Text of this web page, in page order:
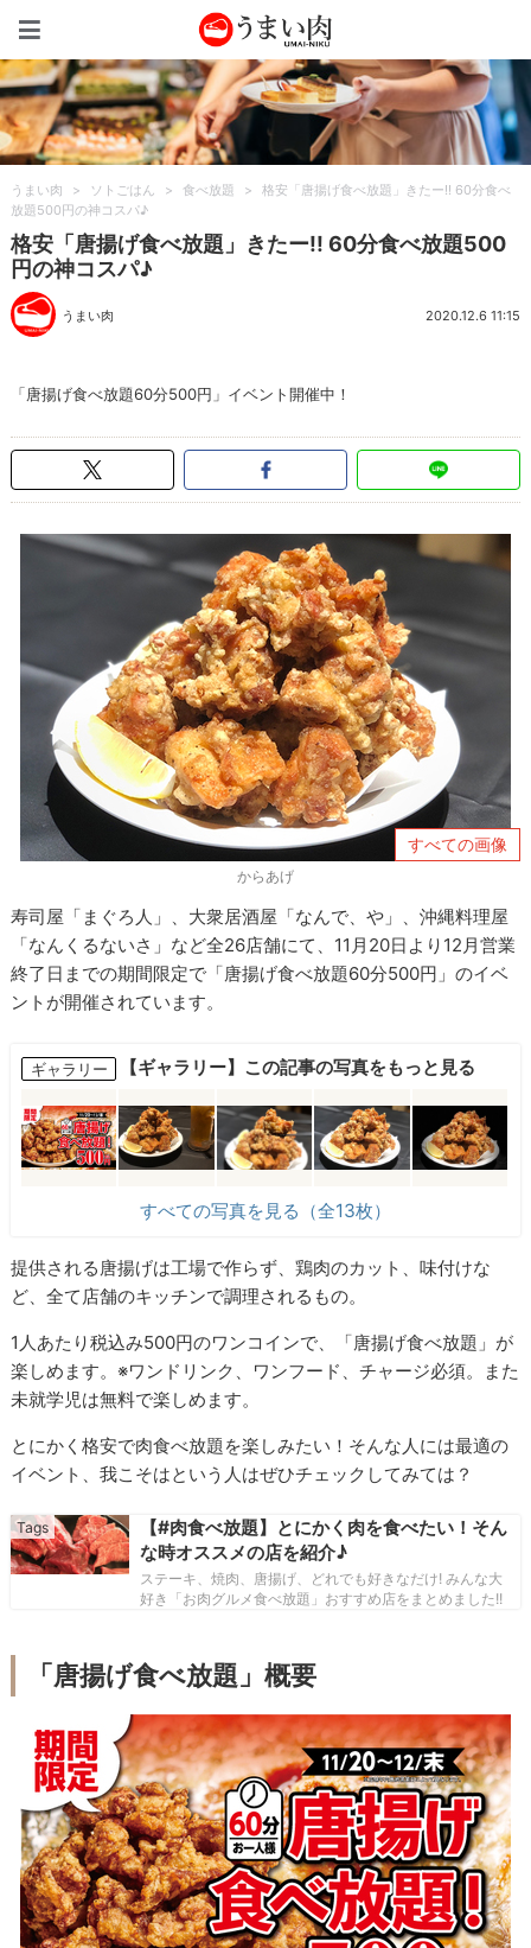
うまい肉 > ソトごはん > 食べ放題 >
格安「唐揚げ食べ放題」きたー!! 60分食べ
放題500円の神コスパ♪
格安「唐揚げ食べ放題」きたー!! 60分食べ放題500
円の神コスパ♪
うまい肉 2020.12.6 11:15
「唐揚げ食べ放題60分500円」イベント開催中！
すべての画像
からあげ
寿司屋「まぐろ人」、大衆居酒屋「なんで、や」、沖縄料理屋
「なんくるないさ」など全26店舗にて、11月20日より12月営業
終了日までの期間限定で「唐揚げ食べ放題60分500円」のイベ
ントが開催されています。
ギャラリー 【ギャラリー】この記事の写真をもっと見る
すべての写真を見る（全13枚）
提供される唐揚げは工場で作らず、鶏肉のカット、味付けな
ど、全て店舗のキッチンで調理されるもの。
1人あたり税込み500円のワンコインで、「唐揚げ食べ放題」が
楽しめます。※ワンドリンク、ワンフード、チャージ必須。また
未就学児は無料で楽しめます。
とにかく格安で肉食べ放題を楽しみたい！そんな人には最適の
イベント、我こそはという人はぜひチェックしてみては？
【#肉食べ放題】とにかく肉を食べたい！そん
な時オススメの店を紹介♪
ステーキ、焼肉、唐揚げ、どれでも好きなだけ! みんな大
好き「お肉グルメ食べ放題」おすすめ店をまとめました!!
「唐揚げ食べ放題」概要